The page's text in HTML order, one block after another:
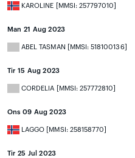
KAROLINE [MMSI: 257797010]
Man 21 Aug 2023
ABEL TASMAN [MMSI: 518100136]
Tir 15 Aug 2023
CORDELIA [MMSI: 257772810]
Ons 09 Aug 2023
LAGGO [MMSI: 258158770]
Tir 25 Jul 2023